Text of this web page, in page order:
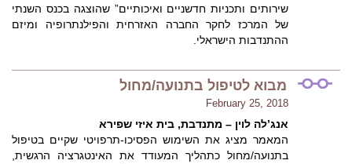
שירותים ותכניות חדשניים ואיכותיים” שהוצגה בכנס השנתי
של המרכז לחקר החברה האזרחית והפילנתרופיה ומיזם
ההתנדבות הישראלי.
מבוא לטיפול בתנועה/מחול
February 25, 2018
אנג’לה לוין – מתנדבת, בית איזי שפירא
המאמר מציג את השימוש הפסיכו-תרפויטי שקיים בטיפול
בתנועה/מחול כתהליך המעודד את האינטגרציה הרגשית,